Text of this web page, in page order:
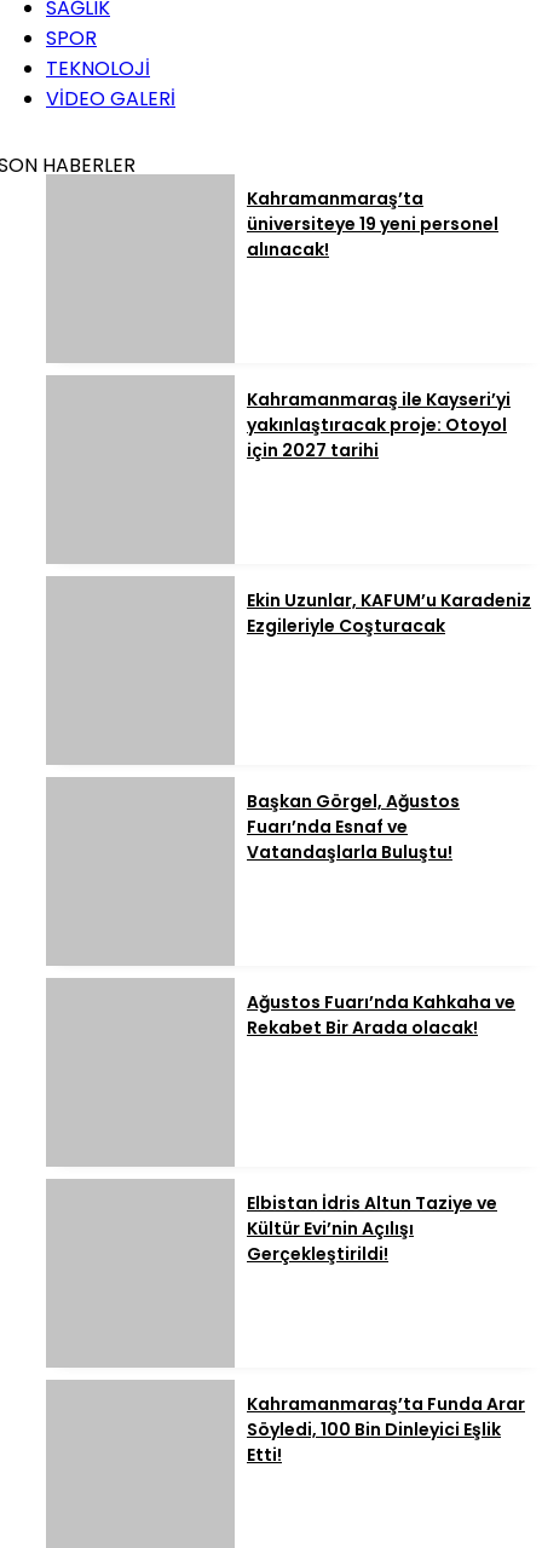
SAĞLIK
SPOR
TEKNOLOJİ
VİDEO GALERİ
HABERLER
Kahramanmaraş’ta
üniversiteye 19 yeni personel
alınacak!
Kahramanmaraş ile Kayseri’yi
yakınlaştıracak proje: Otoyol
için 2027 tarihi
Ekin Uzunlar, KAFUM’u Karadeniz
Ezgileriyle Coşturacak
Başkan Görgel, Ağustos
Fuarı’nda Esnaf ve
Vatandaşlarla Buluştu!
Ağustos Fuarı’nda Kahkaha ve
Rekabet Bir Arada olacak!
Elbistan İdris Altun Taziye ve
Kültür Evi’nin Açılışı
Gerçekleştirildi!
Kahramanmaraş’ta Funda Arar
Söyledi, 100 Bin Dinleyici Eşlik
Etti!